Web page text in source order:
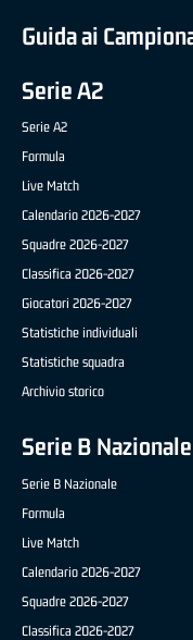
Guida ai
Serie A2
Serie A2
Formula
Live Match
Calendario 2026-2027
Squadre 2026-2027
Classifica 2026-2027
Giocatori 2026-2027
Statistiche individuali
Statistiche squadra
Archivio storico
Serie B Nazionale
Serie B Nazionale
Formula
Live Match
Calendario 2026-2027
Squadre 2026-2027
Classifica 2026-2027